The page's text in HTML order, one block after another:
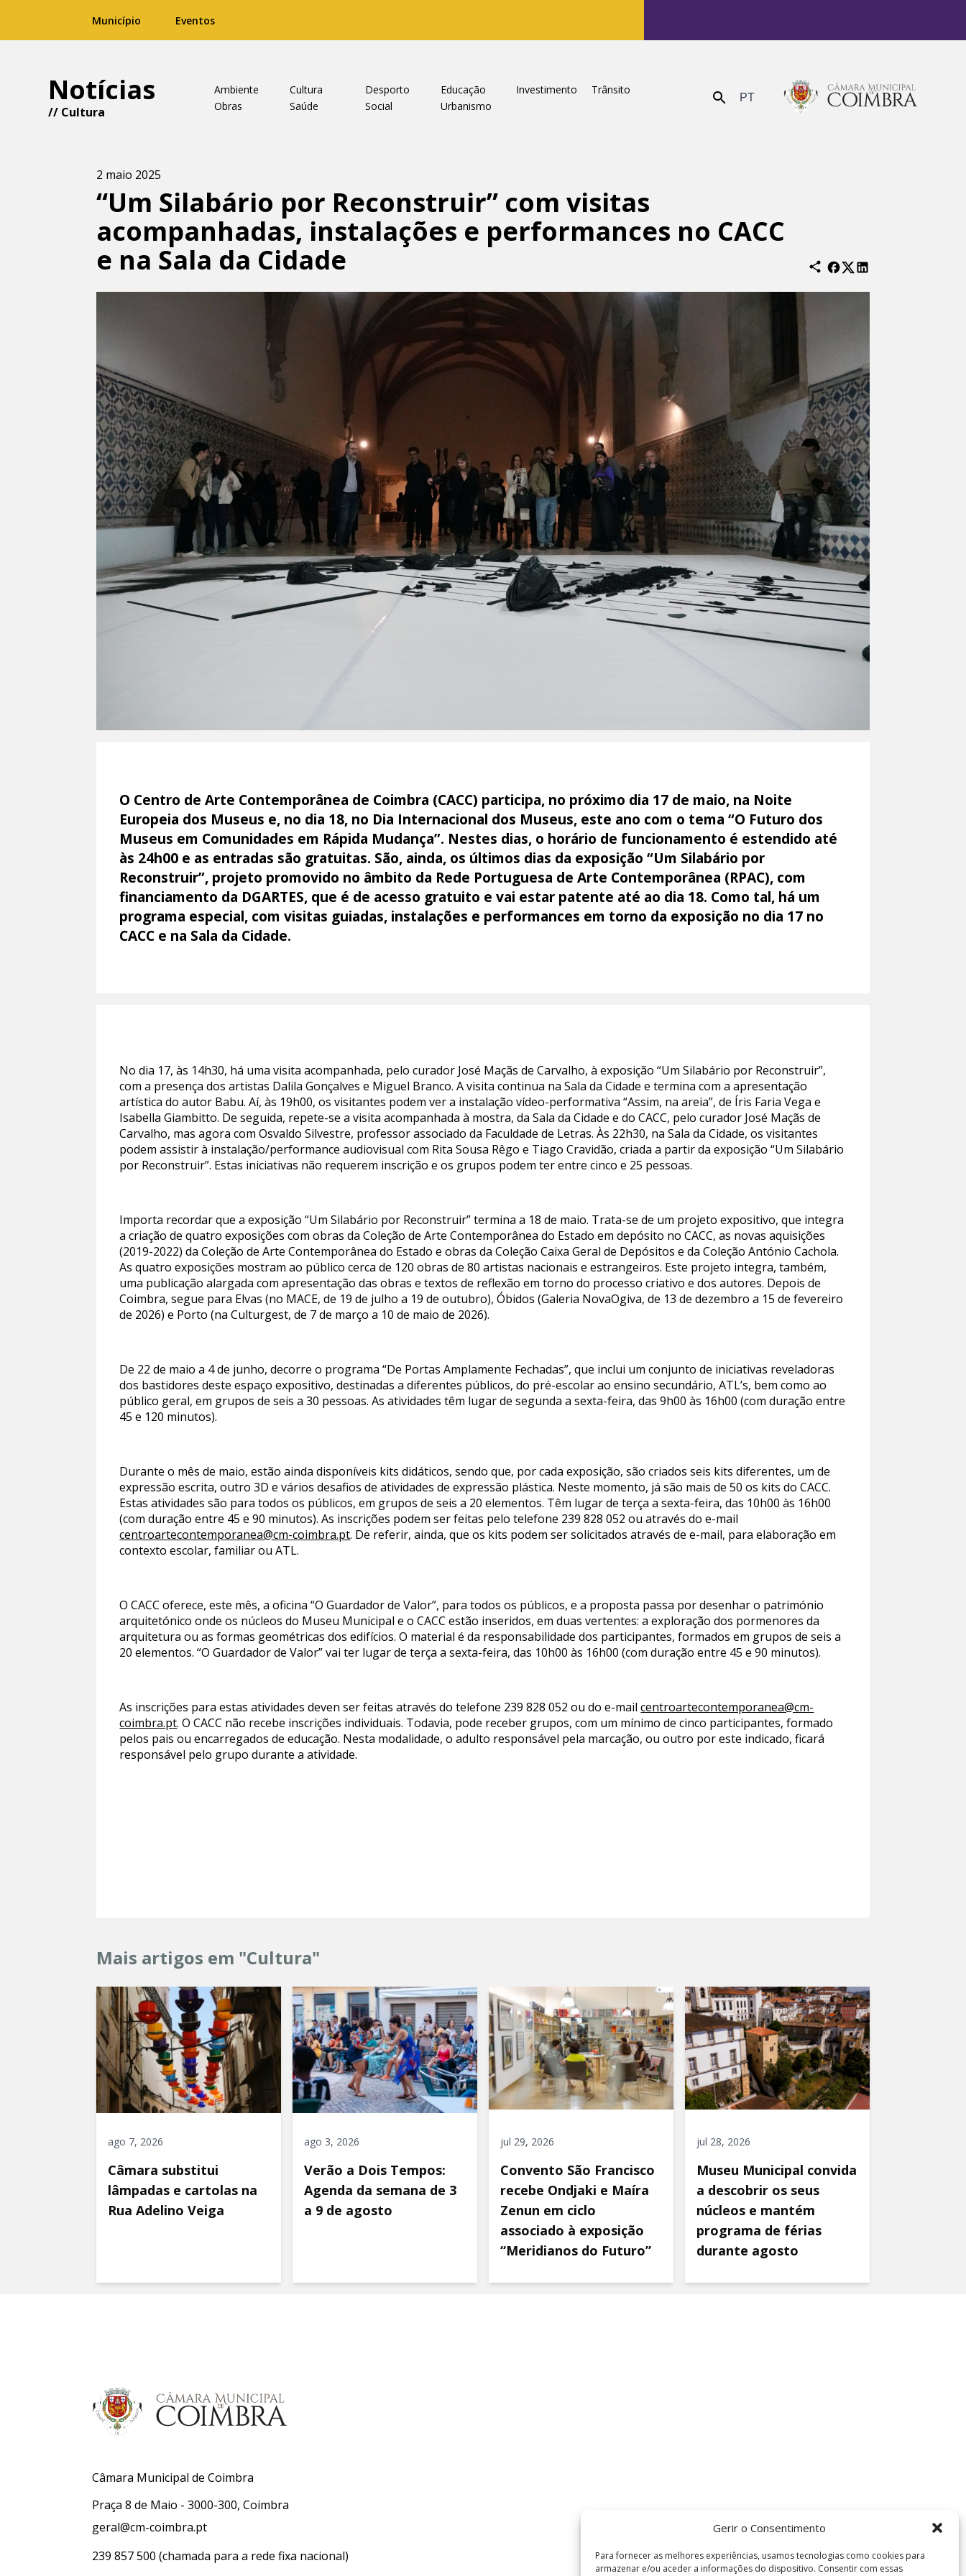
Gerir o Consentimento
Para fornecer as melhores experiências, usamos tecnologias como cookies para
armazenar e/ou aceder a informações do dispositivo. Consentir com essas
Município Eventos
Notícias
// Cultura
Ambiente Cultura Desporto Educação Investimento
Trânsito
Obras
Saúde Social Urbanismo Enviar PT
2 maio 2025
“Um Silabário por Reconstruir” com visitas
acompanhadas, instalações e performances no CACC
e na Sala da Cidade
O Centro de Arte Contemporânea de Coimbra (CACC) participa, no próximo dia 17 de maio, na Noite
Europeia dos Museus e, no dia 18, no Dia Internacional dos Museus, este ano com o tema “O Futuro dos
Museus em Comunidades em Rápida Mudança”. Nestes dias, o horário de funcionamento é estendido até
às 24h00 e as entradas são gratuitas. São, ainda, os últimos dias da exposição “Um Silabário por
Reconstruir”, projeto promovido no âmbito da Rede Portuguesa de Arte Contemporânea (RPAC), com
financiamento da DGARTES, que é de acesso gratuito e vai estar patente até ao dia 18. Como tal, há um
programa especial, com visitas guiadas, instalações e performances em torno da exposição no dia 17 no
CACC e na Sala da Cidade.
No dia 17, às 14h30, há uma visita acompanhada, pelo curador José Maçãs de Carvalho, à exposição “Um Silabário por Reconstruir”,
com a presença dos artistas Dalila Gonçalves e Miguel Branco. A visita continua na Sala da Cidade e termina com a apresentação
artística do autor Babu. Aí, às 19h00, os visitantes podem ver a instalação vídeo-performativa “Assim, na areia”, de Íris Faria Vega e
Isabella Giambitto. De seguida, repete-se a visita acompanhada à mostra, da Sala da Cidade e do CACC, pelo curador José Maçãs de
Carvalho, mas agora com Osvaldo Silvestre, professor associado da Faculdade de Letras. Às 22h30, na Sala da Cidade, os visitantes
podem assistir à instalação/performance audiovisual com Rita Sousa Rêgo e Tiago Cravidão, criada a partir da exposição “Um Silabário
por Reconstruir”. Estas iniciativas não requerem inscrição e os grupos podem ter entre cinco e 25 pessoas.
Importa recordar que a exposição “Um Silabário por Reconstruir” termina a 18 de maio. Trata-se de um projeto expositivo, que integra
a criação de quatro exposições com obras da Coleção de Arte Contemporânea do Estado em depósito no CACC, as novas aquisições
(2019-2022) da Coleção de Arte Contemporânea do Estado e obras da Coleção Caixa Geral de Depósitos e da Coleção António Cachola.
As quatro exposições mostram ao público cerca de 120 obras de 80 artistas nacionais e estrangeiros. Este projeto integra, também,
uma publicação alargada com apresentação das obras e textos de reflexão em torno do processo criativo e dos autores. Depois de
Coimbra, segue para Elvas (no MACE, de 19 de julho a 19 de outubro), Óbidos (Galeria NovaOgiva, de 13 de dezembro a 15 de fevereiro
de 2026) e Porto (na Culturgest, de 7 de março a 10 de maio de 2026).
De 22 de maio a 4 de junho, decorre o programa “De Portas Amplamente Fechadas”, que inclui um conjunto de iniciativas reveladoras
dos bastidores deste espaço expositivo, destinadas a diferentes públicos, do pré-escolar ao ensino secundário, ATL’s, bem como ao
público geral, em grupos de seis a 30 pessoas. As atividades têm lugar de segunda a sexta-feira, das 9h00 às 16h00 (com duração entre
45 e 120 minutos).
Durante o mês de maio, estão ainda disponíveis kits didáticos, sendo que, por cada exposição, são criados seis kits diferentes, um de
expressão escrita, outro 3D e vários desafios de atividades de expressão plástica. Neste momento, já são mais de 50 os kits do CACC.
Estas atividades são para todos os públicos, em grupos de seis a 20 elementos. Têm lugar de terça a sexta-feira, das 10h00 às 16h00
(com duração entre 45 e 90 minutos). As inscrições podem ser feitas pelo telefone 239 828 052 ou através do e-mail
centroartecontemporanea@cm-coimbra.pt. De referir, ainda, que os kits podem ser solicitados através de e-mail, para elaboração em
contexto escolar, familiar ou ATL.
O CACC oferece, este mês, a oficina “O Guardador de Valor”, para todos os públicos, e a proposta passa por desenhar o património
arquitetónico onde os núcleos do Museu Municipal e o CACC estão inseridos, em duas vertentes: a exploração dos pormenores da
arquitetura ou as formas geométricas dos edifícios. O material é da responsabilidade dos participantes, formados em grupos de seis a
20 elementos. “O Guardador de Valor” vai ter lugar de terça a sexta-feira, das 10h00 às 16h00 (com duração entre 45 e 90 minutos).
As inscrições para estas atividades deven ser feitas através do telefone 239 828 052 ou do e-mailcentroartecontemporanea@cm-
coimbra.pt. O CACC não recebe inscrições individuais. Todavia, pode receber grupos, com um mínimo de cinco participantes, formado
pelos pais ou encarregados de educação. Nesta modalidade, o adulto responsável pela marcação, ou outro por este indicado, ficará
responsável pelo grupo durante a atividade.
Mais artigos em "Cultura"
ago 7, 2026
Câmara substitui
lâmpadas e cartolas na
Rua Adelino Veiga
ago 3, 2026
Verão a Dois Tempos:
Agenda da semana de 3
a 9 de agosto
jul 29, 2026
Convento São Francisco
recebe Ondjaki e Maíra
Zenun em ciclo
associado à exposição
“Meridianos do Futuro”
jul 28, 2026
Museu Municipal convida
a descobrir os seus
núcleos e mantém
programa de férias
durante agosto
Câmara Municipal de Coimbra
Praça 8 de Maio - 3000-300, Coimbra
geral@cm-coimbra.pt
239 857 500 (chamada para a rede fixa nacional)